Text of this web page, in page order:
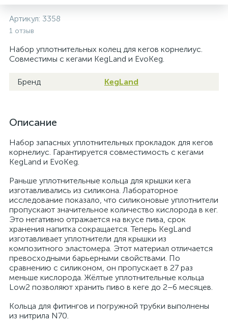
Артикул: 3358
1 отзыв
Набор уплотнительных колец для кегов корнелиус.
Совместимы с кегами KegLand и EvoKeg.
Бренд KegLand
Описание
Набор запасных уплотнительных прокладок для кегов
корнелиус. Гарантируется совместимость с кегами
KegLand и EvoKeg.
Раньше уплотнительные кольца для крышки кега
изготавливались из силикона. Лабораторное
исследование показало, что силиконовые уплотнители
пропускают значительное количество кислорода в кег.
Это негативно отражается на вкусе пива, срок
хранения напитка сокращается. Теперь KegLand
изготавливает уплотнители для крышки из
композитного эластомера. Этот материал отличается
превосходными барьерными свойствами. По
сравнению с силиконом, он пропускает в 27 раз
меньше кислорода. Жёлтые уплотнительные кольца
Low2 позволяют хранить пиво в кеге до 2–6 месяцев.
Кольца для фитингов и погружной трубки выполнены
из нитрила N70.